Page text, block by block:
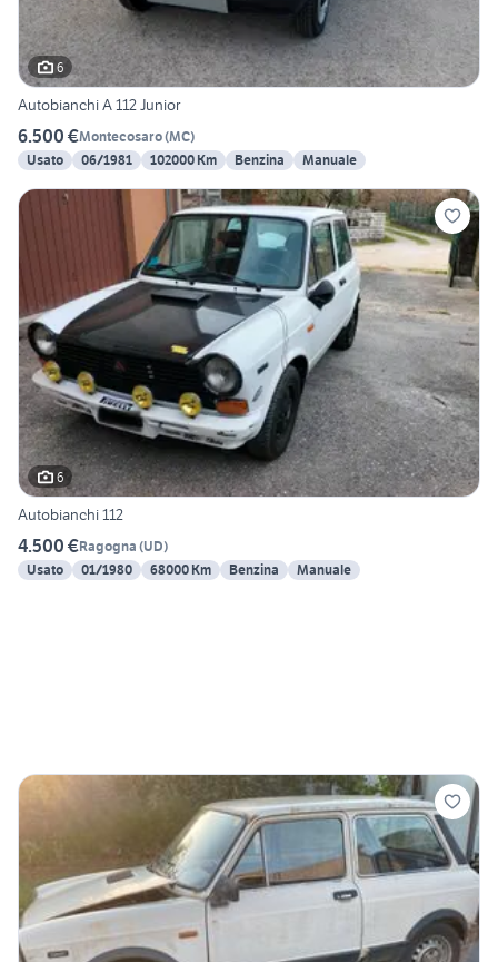
6
Autobianchi A 112 Junior
6.500 €Montecosaro(MC)
Usato
06/1981 102000 Km Benzina Manuale
6
Autobianchi 112
4.500 €Ragogna (UD)
Usato
01/1980 68000 Km Benzina Manuale